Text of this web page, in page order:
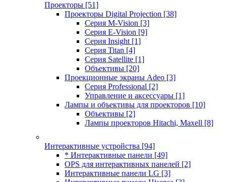
Проекторы [51]
Проекторы Digital Projection [38]
Серия M-Vision [3]
Серия E-Vision [9]
Серия Insight [1]
Серия Titan [4]
Серия Satellite [1]
Объективы [20]
Проекционные экраны Adeo [3]
Серия Professional [2]
Управление и аксессуары [1]
Лампы и объективы для проекторов [10]
Объективы [2]
Лампы проекторов Hitachi, Maxell [8]
Интерактивные устройства [94]
* Интерактивные панели [49]
OPS для интерактивных панелей [2]
Интерактивные панели LG [3]